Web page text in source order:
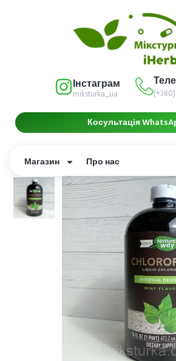
Інстаграм
miksturka_ua
Косультація
Магазин Про нас